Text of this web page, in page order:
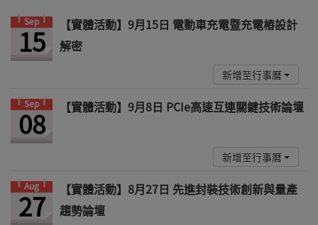
Sep
15
【實體活動】9月15日 電動車充電暨充電樁設計
解密
新增至行事曆
Sep
08 【實體活動】9月8日 PCIe高速互連關鍵技術論壇
新增至行事曆
Aug
27
【實體活動】8月27日 先進封裝技術創新與量產
趨勢論壇